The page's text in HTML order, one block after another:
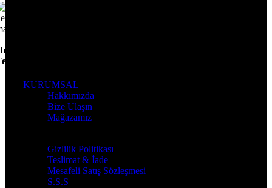
KURUMSAL
Hakkımızda
Bize Ulaşın
Mağazamız
Gizlilik Politikası
Teslimat & İade
Mesafeli Satış Sözleşmesi
S.S.S